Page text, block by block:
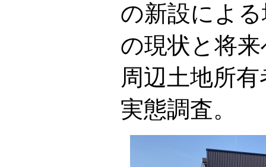
の新設によ
の現状と将
周辺土地所
実態調査。